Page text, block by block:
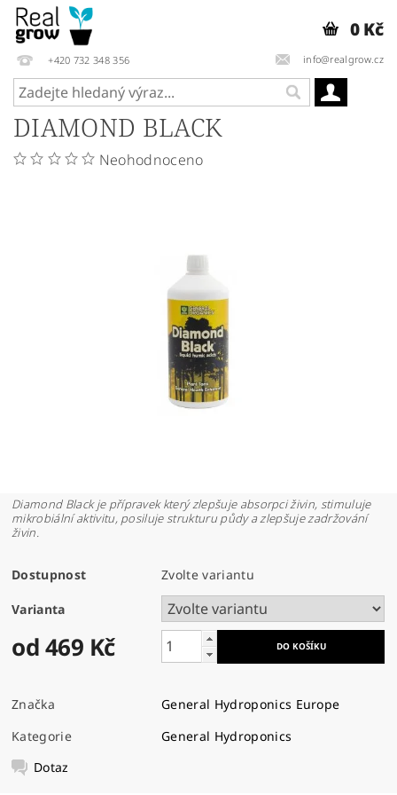
+420 732 348 356 info@realgrow.cz
0 Kč
DIAMOND BLACK
Neohodnoceno
Diamond Black je přípravek který zlepšuje absorpci živin, stimuluje
mikrobiální aktivitu, posiluje strukturu půdy a zlepšuje zadržování
živin.
Dostupnost Zvolte variantu
Varianta
od 469 Kč
Značka
General Hydroponics Europe
Kategorie
General Hydroponics
Dotaz